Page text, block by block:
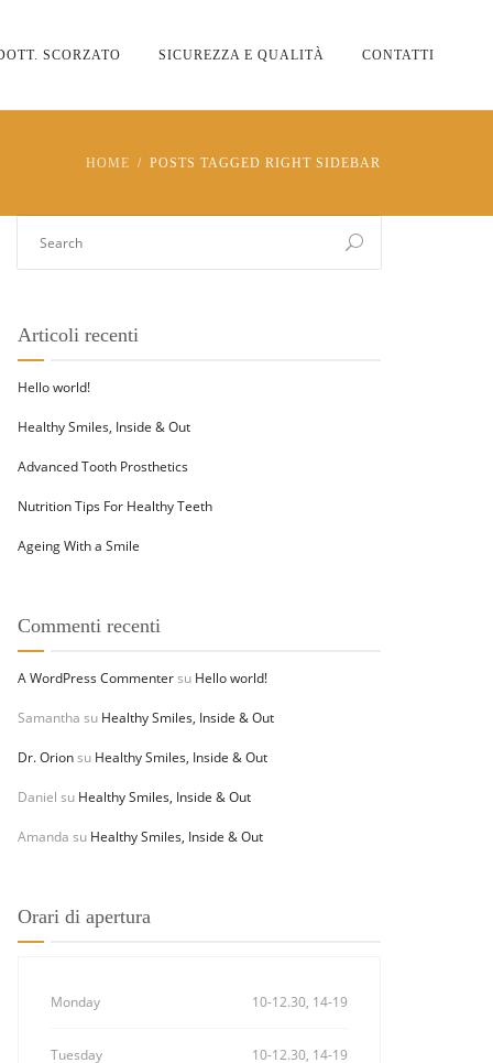
SCORZATO SICUREZZA E QUALITÀ CONTATTI
HOME POSTS TAGGED RIGHT SIDEBAR
Articoli recenti
Hello world!
Healthy Smiles, Inside & Out
Advanced Tooth Prosthetics
Nutrition Tips For Healthy Teeth
Ageing With a Smile
Commenti recenti
A WordPress Commentersu Hello world!
Samantha su Healthy Smiles, Inside & Out
Dr. Orionsu Healthy Smiles, Inside & Out
Daniel su Healthy Smiles, Inside & Out
Amanda su Healthy Smiles, Inside & Out
Orari di apertura
Monday 10-12.30, 14-19
Tuesday 10-12.30, 14-19